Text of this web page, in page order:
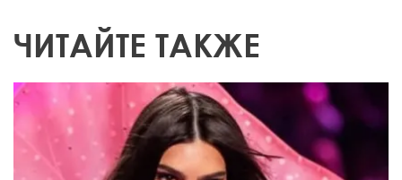
ЧИТАЙТЕ ТАКЖЕ